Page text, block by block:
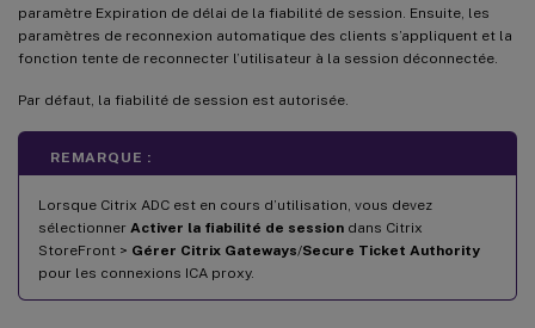
paramètre Expiration de délai de la fiabilité de session. Ensuite, les
paramètres de reconnexion automatique des clients s’appliquent et la
fonction tente de reconnecter l’utilisateur à la session déconnectée.
Par défaut, la fiabilité de session est autorisée.
REMARQUE :
Lorsque Citrix ADC est en cours d’utilisation, vous devez
sélectionner Activer la fiabilité de session dans Citrix
StoreFront > Gérer Citrix Gateways/Secure Ticket Authority
pour les connexions ICA proxy.